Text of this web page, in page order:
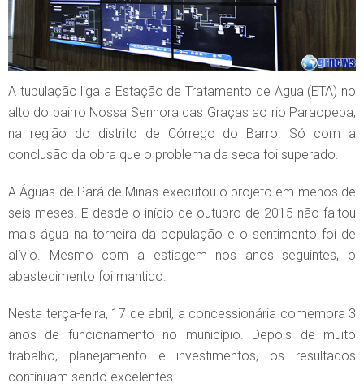
A tubulação liga a Estação de Tratamento de Água (ETA) no
alto do bairro Nossa Senhora das Graças ao rio Paraopeba,
na região do distrito de Córrego do Barro. Só com a
conclusão da obra que o problema da seca foi superado.
A Águas de Pará de Minas executou o projeto em menos de
seis meses. E desde o início de outubro de 2015 não faltou
mais água na torneira da população e o sentimento foi de
alívio. Mesmo com a estiagem nos anos seguintes, o
abastecimento foi mantido.
Nesta terça-feira, 17 de abril, a concessionária comemora 3
anos de funcionamento no município. Depois de muito
trabalho, planejamento e investimentos, os resultados
continuam sendo excelentes.